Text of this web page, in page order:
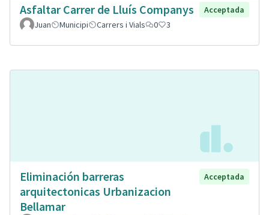
Asfaltar Carrer de Lluís Companys
Acceptada
Juan
Municipi Carrers i Vials 0 3
Eliminación barreras
arquitectonicas Urbanizacion
Bellamar
Acceptada